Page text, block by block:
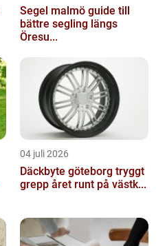
Segel malmö guide till
bättre segling längs
Öresu...
04 juli 2026
Däckbyte göteborg tryggt
grepp året runt på västk...